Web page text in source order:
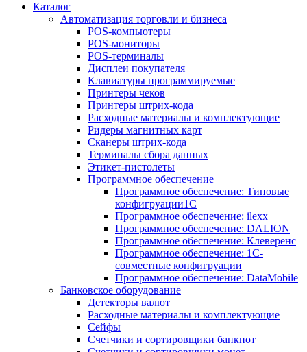
Каталог
Автоматизация торговли и бизнеса
POS-компьютеры
POS-мониторы
POS-терминалы
Дисплеи покупателя
Клавиатуры программируемые
Принтеры чеков
Принтеры штрих-кода
Расходные материалы и комплектующие
Ридеры магнитных карт
Сканеры штрих-кода
Терминалы сбора данных
Этикет-пистолеты
Программное обеспечение
Программное обеспечение: Типовые
конфигруации1С
Программное обеспечение: ilexx
Программное обеспечение: DALION
Программное обеспечение: Клеверенс
Программное обеспечение: 1С-
совместные конфигруации
Программное обеспечение: DataMobile
Банковское оборудование
Детекторы валют
Расходные материалы и комплектующие
Сейфы
Счетчики и сортировщики банкнот